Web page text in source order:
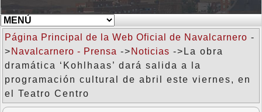
Página Principal de la Web Oficial de Navalcarnero -
> Navalcarnero - Prensa -> Noticias ->La obra
dramática ‘Kohlhaas’ dará salida a la
programación cultural de abril este viernes, en
el Teatro Centro